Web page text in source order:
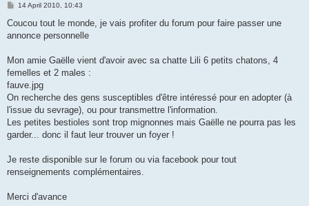
P
s
14 April 2010, 10:43
Coucou tout le monde, je vais profiter du forum pour faire passer une
annonce personnelle
Mon amie Gaëlle vient d'avoir avec sa chatte Lili 6 petits chatons, 4
femelles et 2 males :
fauve.jpg
On recherche des gens susceptibles d'être intéressé pour en adopter (à
l'issue du sevrage), ou pour transmettre l'information.
Les petites bestioles sont trop mignonnes mais Gaëlle ne pourra pas les
garder... donc il faut leur trouver un foyer !
Je reste disponible sur le forum ou via facebook pour tout
renseignements complémentaires.
Merci d'avance